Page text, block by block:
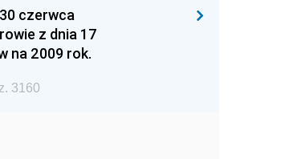
czerwca
z dnia 17
na 2009 rok.
Dziennik Urzędowy Województwa Świętokrzyskiego rok 2006 nr 441 poz. 3160